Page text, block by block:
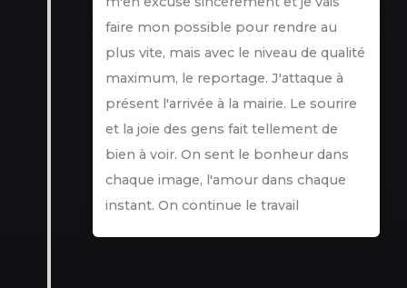
faire mon possible pour rendre au
plus vite, mais avec le niveau de qualité
maximum, le reportage. J'attaque à
présent l'arrivée à la mairie. Le sourire
et la joie des gens fait tellement de
bien à voir. On sent le bonheur dans
chaque image, l'amour dans chaque
instant. On continue le travail